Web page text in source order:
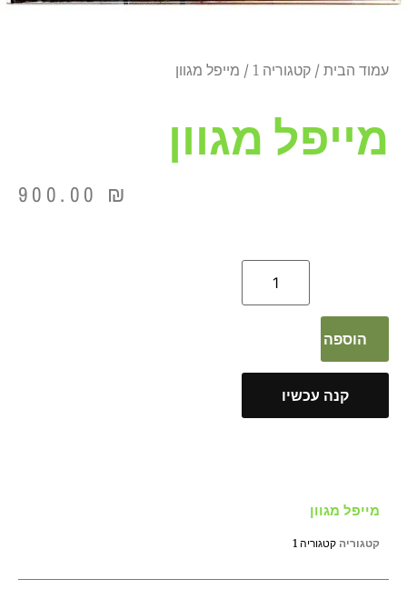
עמוד הבית / קטגוריה 1 / מייפל מגוון
מייפל מגוון
900.00 ₪
הוספה לסל
קנה עכשיו
מייפל מגוון
קטגוריה קטגוריה 1